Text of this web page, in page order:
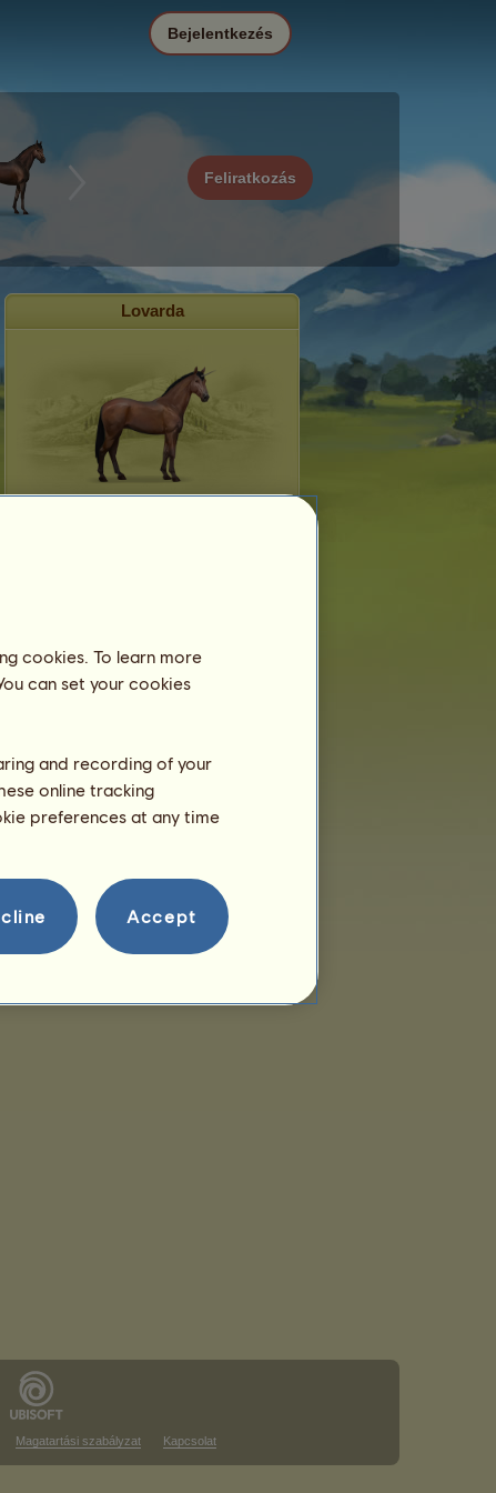
Feliratkozás
Bejelentkezés
Lovarda
Ifjú Krőzus lovadat 2 év
trenírozni.
Szaporodás
Magatartási szabályzat Kapcsolat
cookies. To learn more
can set your cookies
and recording of your
online tracking
preferences at any time
Accept